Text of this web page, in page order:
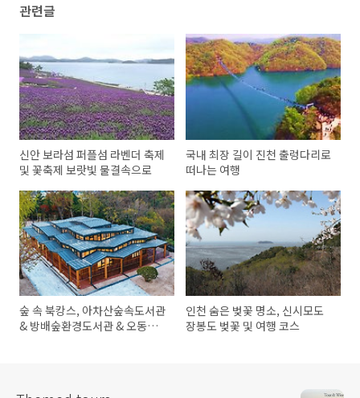
관련글
신안 보라섬 퍼플섬 라벤더 축제
및 꽃축제 보랏빛 물결속으로
국내 최장 길이 진천 출렁다리로
떠나는 여행
숲 속 북캉스, 아차산숲속도서관
& 방배숲환경도서관 & 오동숲
인천 숨은 벚꽃 명소, 신시모도
장봉도 벚꽃 및 여행 코스